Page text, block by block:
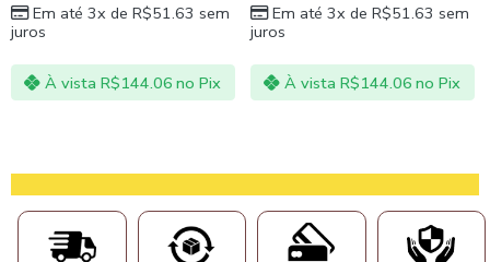
Em até 3x de R$51.63 sem
juros
À vista R$144.06 no Pix
Em até 3x de R$51.63 sem
juros
À vista R$144.06 no Pix